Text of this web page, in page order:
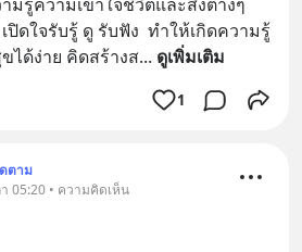
ปิดใจรับรู้ ดู รับฟัง  ทำให้เกิดความรู้
ได้ง่าย คิดสร้างส... ดูเพิ่มเติม
1
ตาม
า 05:20 • ความคิดเห็น